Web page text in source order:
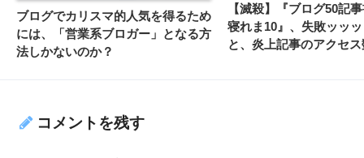
ブログでカリスマ的人気を得るため
には、「営業系ブロガー」となる方
法しかないのか？
【滅殺】『ブログ50記
寝れま10』、失敗ッッ
と、炎上記事のアクセ
コメントを残す